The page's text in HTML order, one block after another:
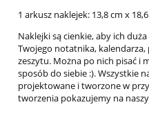
1 arkusz naklejek: 13,8 cm x
Naklejki są cienkie, aby ich
Twojego notatnika,
zeszytu. Można po nich pisać i
sposób do siebie :). Wszystkie
projektowane i tworzone w
tworzenia pokazujemy na